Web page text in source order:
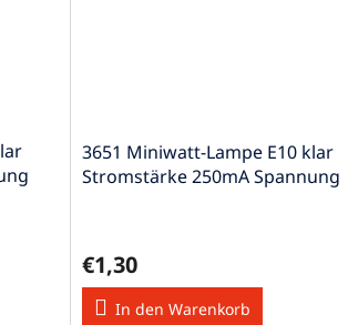
3651 Miniwatt-Lampe E10 klar
Stromstärke 250mA Spannung
€1,30
In den Warenkorb